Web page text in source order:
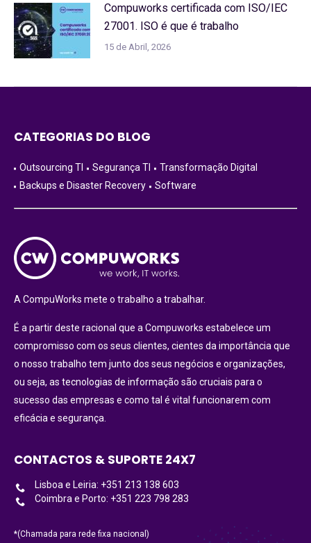
Compuworks certificada com ISO/IEC
27001. ISO é que é trabalho
15 de Abril, 2026
CATEGORIAS DO BLOG
Outsourcing TI Segurança TI
Transformação Digital
Backups e Disaster Recovery
Software
A CompuWorks mete o trabalho a trabalhar.
É a partir deste racional que a Compuworks estabelece um
compromisso com os seus clientes, cientes da importância que
o nosso trabalho tem junto dos seus negócios e organizações,
ou seja, as tecnologias de informação são cruciais para o
sucesso das empresas e como tal é vital funcionarem com
eficácia e segurança.
CONTACTOS & SUPORTE 24X7
Lisboa e Leiria: +351 213 138 603
Coimbra e Porto: +351 223 798 283
*(Chamada para rede fixa nacional)